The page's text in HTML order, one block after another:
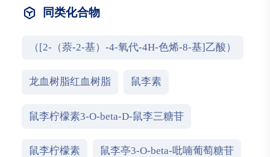
同类化合物
（[2-（萘-2-基）-4-氧代-4H-色烯-8-基]乙酸）
龙血树脂红血树脂 鼠李素
鼠李柠檬素3-O-beta-D-鼠李三糖苷
鼠李柠檬素 鼠李亭3-O-beta-吡喃葡萄糖苷